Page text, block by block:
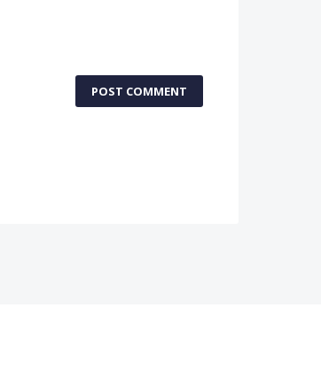
POST COMMENT